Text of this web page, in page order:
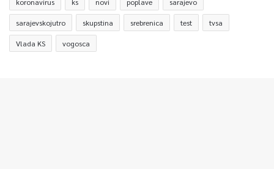
koronavirus ks novi poplave sarajevo
sarajevskojutro skupstina srebrenica test tvsa
Vlada KS vogosca